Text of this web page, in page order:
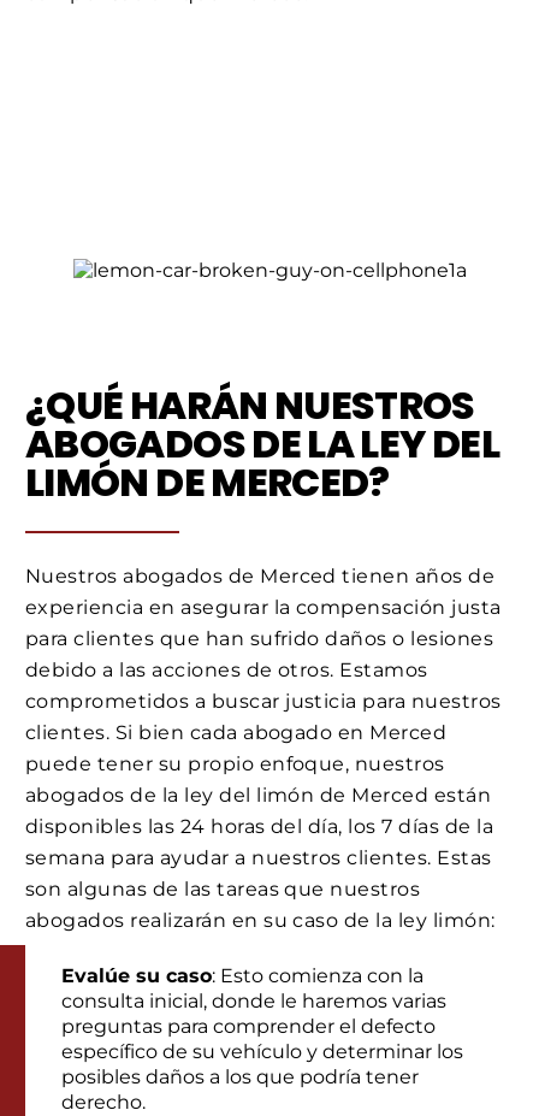
¿QUÉ HARÁN NUESTROS
ABOGADOS DE LA LEY DEL
LIMÓN DE MERCED?
Nuestros abogados de Merced tienen años de
experiencia en asegurar la compensación justa
para clientes que han sufrido daños o lesiones
debido a las acciones de otros. Estamos
comprometidos a buscar justicia para nuestros
clientes. Si bien cada abogado en Merced
puede tener su propio enfoque, nuestros
abogados de la ley del limón de Merced están
disponibles las 24 horas del día, los 7 días de la
semana para ayudar a nuestros clientes. Estas
son algunas de las tareas que nuestros
abogados realizarán en su caso de la ley limón:
Evalúe su caso: Esto comienza con la
consulta inicial, donde le haremos varias
preguntas para comprender el defecto
específico de su vehículo y determinar los
posibles daños a los que podría tener
derecho.